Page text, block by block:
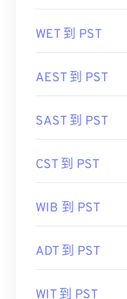
WET 到 PST
AEST 到 PST
SAST 到 PST
CST 到 PST
WIB 到 PST
ADT 到 PST
WIT 到 PST